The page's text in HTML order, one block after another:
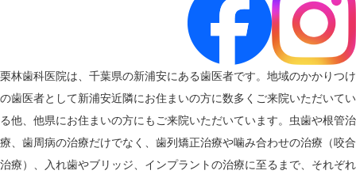
栗林歯科医院は、千葉県の新浦安にある歯医者です。地域のかかりつけ
の歯医者として新浦安近隣にお住まいの方に数多くご来院いただいてい
る他、他県にお住まいの方にもご来院いただいています。虫歯や根管治
療、歯周病の治療だけでなく、歯列矯正治療や噛み合わせの治療（咬合
治療）、入れ歯やブリッジ、インプラントの治療に至るまで、それぞれ